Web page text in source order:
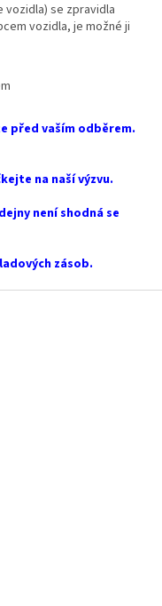
vozidla) se zpravidla
vozidla, je možné ji
před vaším odběrem.
na naší výzvu.
není shodná se
zásob.